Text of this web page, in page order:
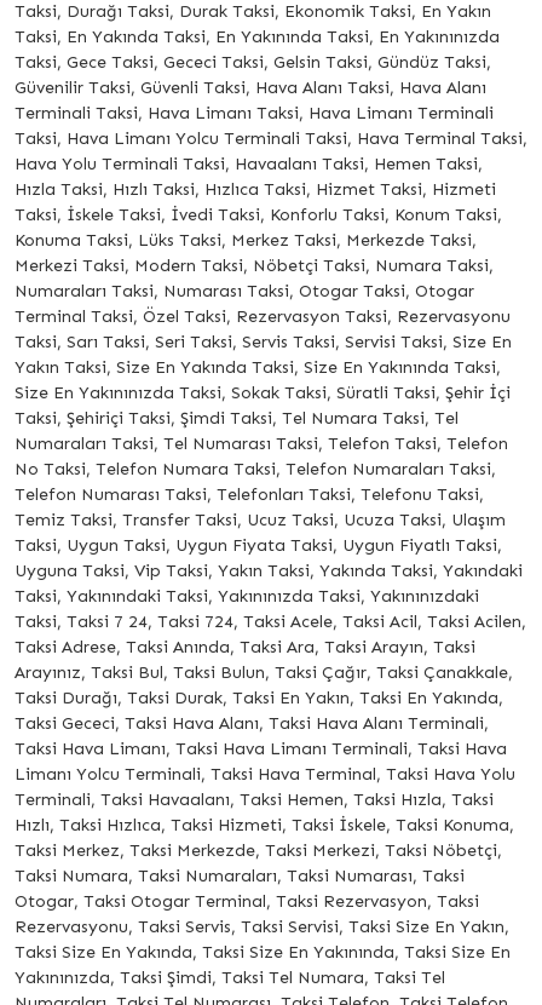
Taksi, Durağı Taksi, Durak Taksi, Ekonomik Taksi, En Yakın
Taksi, En Yakında Taksi, En Yakınında Taksi, En Yakınınızda
Taksi, Gece Taksi, Gececi Taksi, Gelsin Taksi, Gündüz Taksi,
Güvenilir Taksi, Güvenli Taksi, Hava Alanı Taksi, Hava Alanı
Terminali Taksi, Hava Limanı Taksi, Hava Limanı Terminali
Taksi, Hava Limanı Yolcu Terminali Taksi, Hava Terminal Taksi,
Hava Yolu Terminali Taksi, Havaalanı Taksi, Hemen Taksi,
Hızla Taksi, Hızlı Taksi, Hızlıca Taksi, Hizmet Taksi, Hizmeti
Taksi, İskele Taksi, İvedi Taksi, Konforlu Taksi, Konum Taksi,
Konuma Taksi, Lüks Taksi, Merkez Taksi, Merkezde Taksi,
Merkezi Taksi, Modern Taksi, Nöbetçi Taksi, Numara Taksi,
Numaraları Taksi, Numarası Taksi, Otogar Taksi, Otogar
Terminal Taksi, Özel Taksi, Rezervasyon Taksi, Rezervasyonu
Taksi, Sarı Taksi, Seri Taksi, Servis Taksi, Servisi Taksi, Size En
Yakın Taksi, Size En Yakında Taksi, Size En Yakınında Taksi,
Size En Yakınınızda Taksi, Sokak Taksi, Süratli Taksi, Şehir İçi
Taksi, Şehiriçi Taksi, Şimdi Taksi, Tel Numara Taksi, Tel
Numaraları Taksi, Tel Numarası Taksi, Telefon Taksi, Telefon
No Taksi, Telefon Numara Taksi, Telefon Numaraları Taksi,
Telefon Numarası Taksi, Telefonları Taksi, Telefonu Taksi,
Temiz Taksi, Transfer Taksi, Ucuz Taksi, Ucuza Taksi, Ulaşım
Taksi, Uygun Taksi, Uygun Fiyata Taksi, Uygun Fiyatlı Taksi,
Uyguna Taksi, Vip Taksi, Yakın Taksi, Yakında Taksi, Yakındaki
Taksi, Yakınındaki Taksi, Yakınınızda Taksi, Yakınınızdaki
Taksi, Taksi 7 24, Taksi 724, Taksi Acele, Taksi Acil, Taksi Acilen,
Taksi Adrese, Taksi Anında, Taksi Ara, Taksi Arayın, Taksi
Arayınız, Taksi Bul, Taksi Bulun, Taksi Çağır, Taksi Çanakkale,
Taksi Durağı, Taksi Durak, Taksi En Yakın, Taksi En Yakında,
Taksi Gececi, Taksi Hava Alanı, Taksi Hava Alanı Terminali,
Taksi Hava Limanı, Taksi Hava Limanı Terminali, Taksi Hava
Limanı Yolcu Terminali, Taksi Hava Terminal, Taksi Hava Yolu
Terminali, Taksi Havaalanı, Taksi Hemen, Taksi Hızla, Taksi
Hızlı, Taksi Hızlıca, Taksi Hizmeti, Taksi İskele, Taksi Konuma,
Taksi Merkez, Taksi Merkezde, Taksi Merkezi, Taksi Nöbetçi,
Taksi Numara, Taksi Numaraları, Taksi Numarası, Taksi
Otogar, Taksi Otogar Terminal, Taksi Rezervasyon, Taksi
Rezervasyonu, Taksi Servis, Taksi Servisi, Taksi Size En Yakın,
Taksi Size En Yakında, Taksi Size En Yakınında, Taksi Size En
Yakınınızda, Taksi Şimdi, Taksi Tel Numara, Taksi Tel